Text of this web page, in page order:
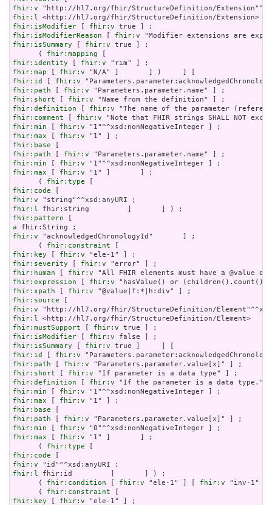
fhir:v
fhir:l
fhir:isModifier [ fhir:v
fhir:isModifierReason [ fhir:v
fhir:isSummary [ fhir:v true ] ;
      (
fhir:mapping
fhir:identity [ fhir:v
fhir:map [ fhir:v
fhir:id
[ fhir:v
fhir:path [ fhir:v
fhir:short [ fhir:v
fhir:definition [ fhir:v
fhir:comment [ fhir:v
fhir:min [ fhir:v
fhir:max [ fhir:v
fhir:base
fhir:path [ fhir:v
fhir:min [ fhir:v
fhir:max [ fhir:v "1" ]       ] ;
      (
fhir:type
fhir:code
fhir:v
fhir:l
fhir:pattern
a
fhir:v "acknowledgedChronologyId"       ] ;
      (
fhir:constraint
fhir:key [ fhir:v
fhir:severity [ fhir:v
fhir:human [ fhir:v
fhir:expression [ fhir:v
fhir:xpath [ fhir:v
fhir:source
fhir:v
fhir:l
fhir:mustSupport [ fhir:v
fhir:isModifier [ fhir:v
fhir:isSummary [ fhir:v
fhir:id
[ fhir:v
fhir:path [ fhir:v
fhir:short [ fhir:v
fhir:definition [ fhir:v
fhir:min [ fhir:v
fhir:max [ fhir:v
fhir:base
fhir:path [ fhir:v
fhir:min [ fhir:v
fhir:max [ fhir:v "1" ]       ] ;
      (
fhir:type
fhir:code
fhir:v
fhir:l fhir:id         ]       ] ) ;
      (
fhir:condition [ fhir:v "ele-1" ] [ fhir:v "inv-1" ]
      (
fhir:constraint
fhir:key [ fhir:v